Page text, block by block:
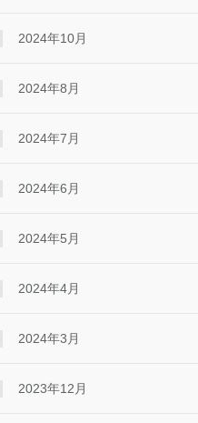
2024年10月
2024年8月
2024年7月
2024年6月
2024年5月
2024年4月
2024年3月
2023年12月